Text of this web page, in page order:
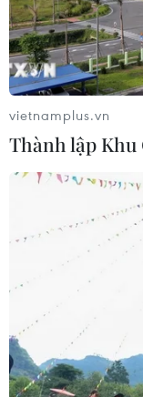
Tình trạng
khu vực Bắc
06/06/2026 08:26
Ngày 7/6, khu
nóng gay gắt với
C, có nơi trên 37
vietnamplus.vn
Thành lập Khu